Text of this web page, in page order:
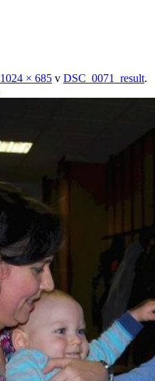
1024 × 685 v DSC_0071_result.